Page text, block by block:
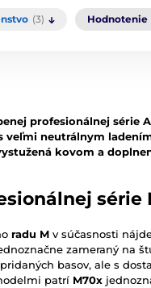
(3) Hodnotenie
profesionálnej série
veľmi neutrálnym
kovom a
série
radu M v súčasnosti
zameraný na
basov, ale s
patrí M70x